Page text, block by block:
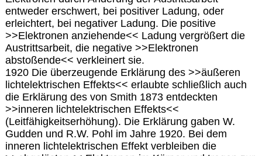
entweder erschwert, bei positiver Ladung, oder
erleichtert, bei negativer Ladung. Die positive
>>Elektronen anziehende<< Ladung vergrößert die
Austrittsarbeit, die negative >>Elektronen
abstoßende<< verkleinert sie.
1920 Die überzeugende Erklärung des >>äußeren
lichtelektrischen Effekts<< erlaubte schließlich auch
die Erklärung des von Smith 1873 entdeckten
>>inneren lichtelektrischen Effekts<<
(Leitfähigkeitserhöhung). Die Erklärung gaben W.
Gudden und R.W. Pohl im Jahre 1920. Bei dem
inneren lichtelektrischen Effekt verbleiben die